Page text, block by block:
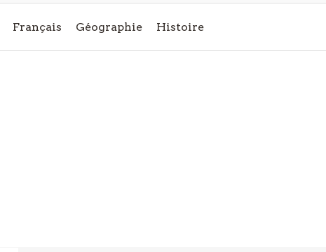
Français Géographie Histoire